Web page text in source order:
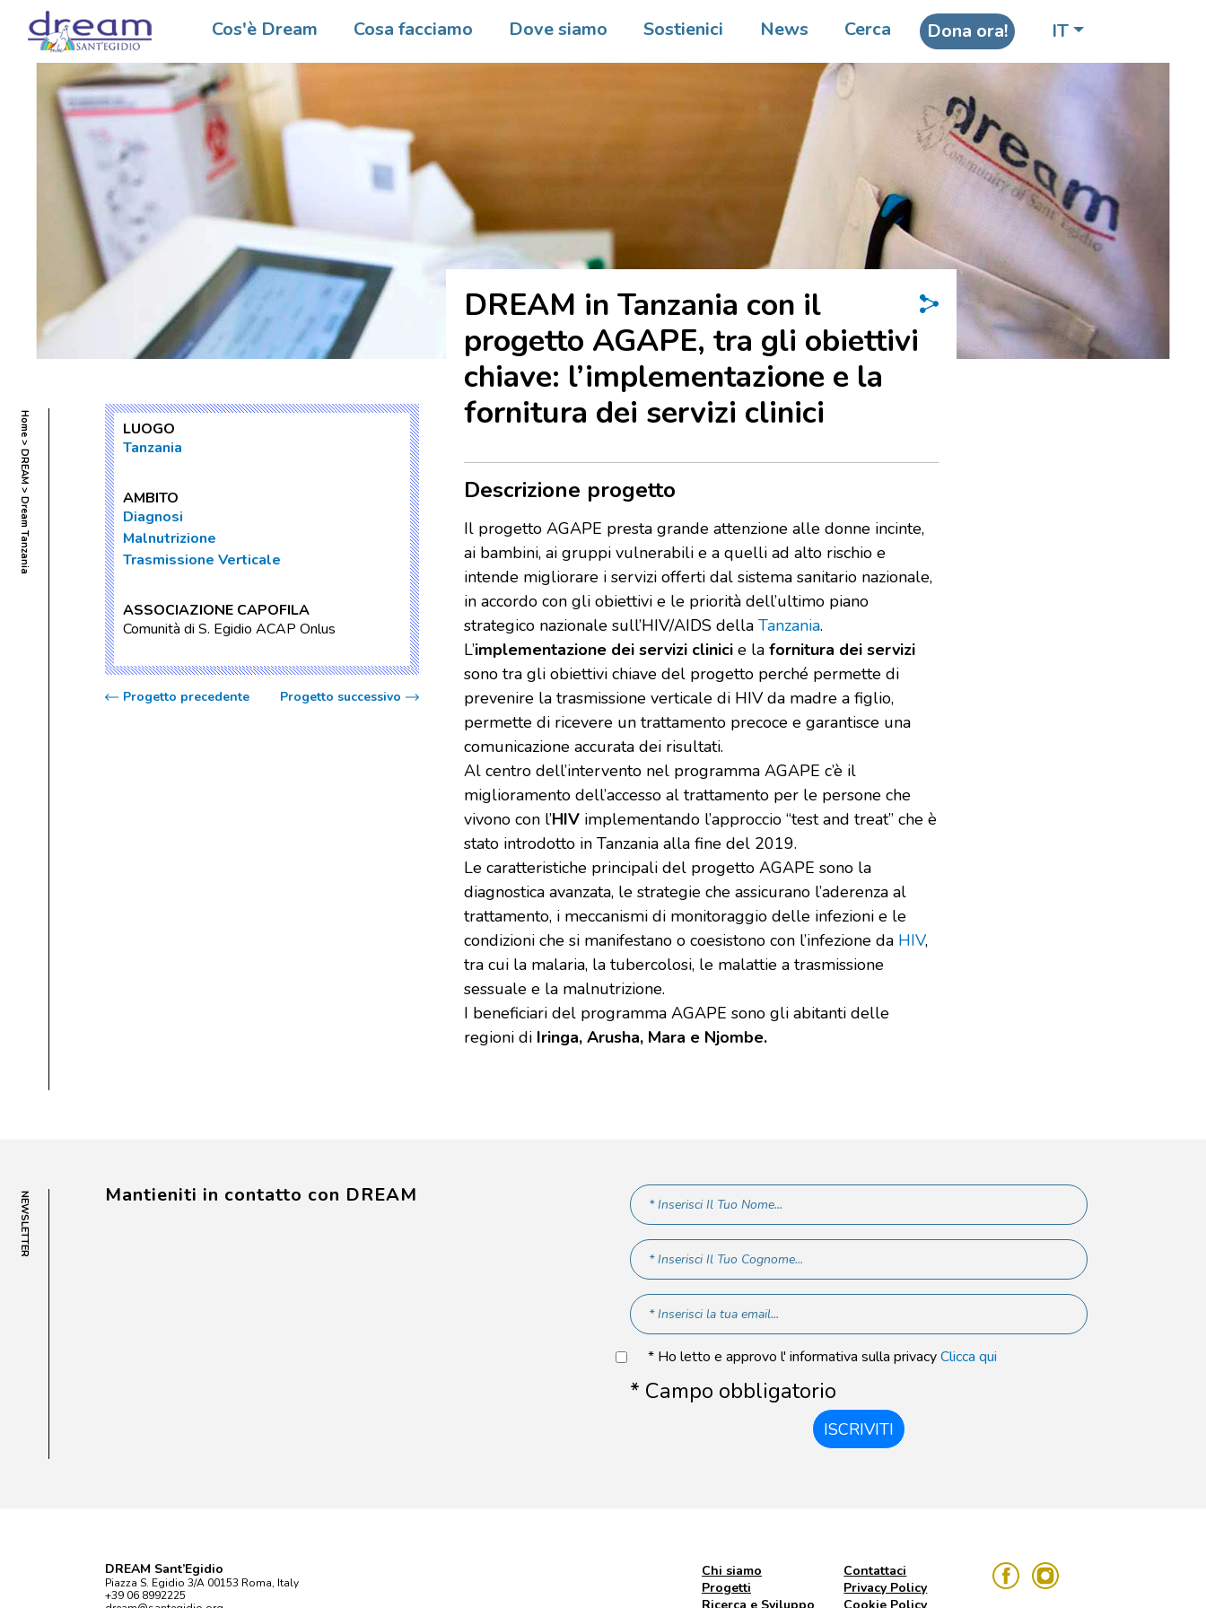
Cos'è Dream Cosa facciamo Dove siamo Sostienici News Cerca Dona ora! IT
Home
DREAM
Dream Tanzania
LUOGO
Tanzania
AMBITO
Diagnosi
Malnutrizione
Trasmissione Verticale
ASSOCIAZIONE CAPOFILA
Comunità di S. Egidio ACAP Onlus
Progetto precedente Progetto successivo
DREAM in Tanzania con il
progetto AGAPE, tra gli obiettivi
chiave: l’implementazione e la
fornitura dei servizi clinici
Descrizione progetto
Il progetto AGAPE presta grande attenzione alle donne incinte,
ai bambini, ai gruppi vulnerabili e a quelli ad alto rischio e
intende migliorare i servizi offerti dal sistema sanitario nazionale,
in accordo con gli obiettivi e le priorità dell’ultimo piano
strategico nazionale sull’HIV/AIDS della Tanzania.
L’implementazione dei servizi clinici e la fornitura dei servizi
sono tra gli obiettivi chiave del progetto perché permette di
prevenire la trasmissione verticale di HIV da madre a figlio,
permette di ricevere un trattamento precoce e garantisce una
comunicazione accurata dei risultati.
Al centro dell’intervento nel programma AGAPE c’è il
miglioramento dell’accesso al trattamento per le persone che
vivono con l’HIV implementando l’approccio “test and treat” che è
stato introdotto in Tanzania alla fine del 2019.
Le caratteristiche principali del progetto AGAPE sono la
diagnostica avanzata, le strategie che assicurano l’aderenza al
trattamento, i meccanismi di monitoraggio delle infezioni e le
condizioni che si manifestano o coesistono con l’infezione da HIV,
tra cui la malaria, la tubercolosi, le malattie a trasmissione
sessuale e la malnutrizione.
I beneficiari del programma AGAPE sono gli abitanti delle
regioni di Iringa, Arusha, Mara e Njombe.
NEWSLETTER Mantieniti in contatto con DREAM
* Ho letto e approvo l' informativa sulla privacyClicca qui
* Campo obbligatorio
ISCRIVITI
DREAM Sant’Egidio
Piazza S. Egidio 3/A 00153 Roma, Italy
+39 06 8992225
Chi siamo
Progetti
Contattaci
Privacy Policy